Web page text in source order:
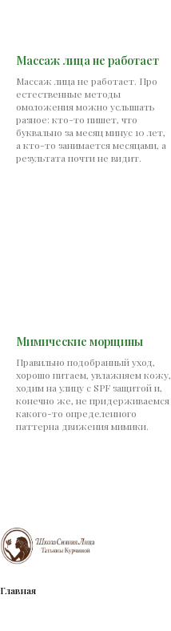
Массаж лица не работает
Массаж лица не работает. Про
естественные методы
омоложения можно услышать
разное: кто-то пишет, что
буквально за месяц минус 10 лет,
а кто-то занимается месяцами, а
результата почти не видит.
Мимические морщины
Правильно подобранный уход,
хорошо питаем, увлажняем кожу,
ходим на улицу с SPF защитой и,
конечно же, не придерживаемся
какого-то определенного
паттерна движения мимики.
Главная